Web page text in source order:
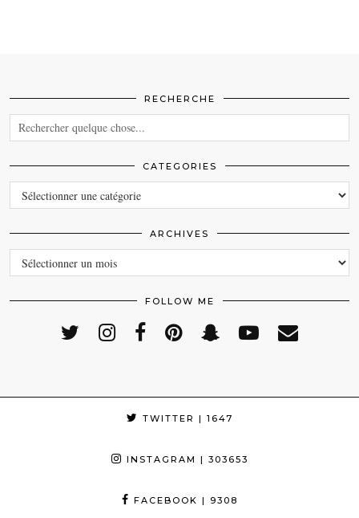
RECHERCHE
CATEGORIES
CATEGORIES
ARCHIVES
ARCHIVES
FOLLOW ME
TWITTER | 1647
INSTAGRAM | 303653
FACEBOOK | 9308